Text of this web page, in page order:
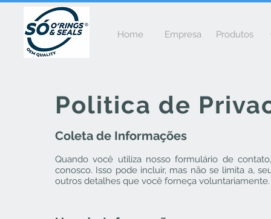
Empresa Produtos
Home
Politica de
Coleta de Informações
Quando você utiliza nosso formulário de
conosco. Isso pode incluir, mas não se limita a,
outros detalhes que você forneça voluntariamente.